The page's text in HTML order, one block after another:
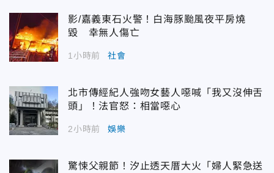
影/嘉義東石火警！白海豚颱風夜平房燒
毀 幸無人傷亡
1小時前 社會
北市傳經紀人強吻女藝人噁喊「我又沒伸舌
頭」！法官怒：相當噁心
2小時前 娛樂
驚悚父親節！汐止透天厝大火「婦人緊急送